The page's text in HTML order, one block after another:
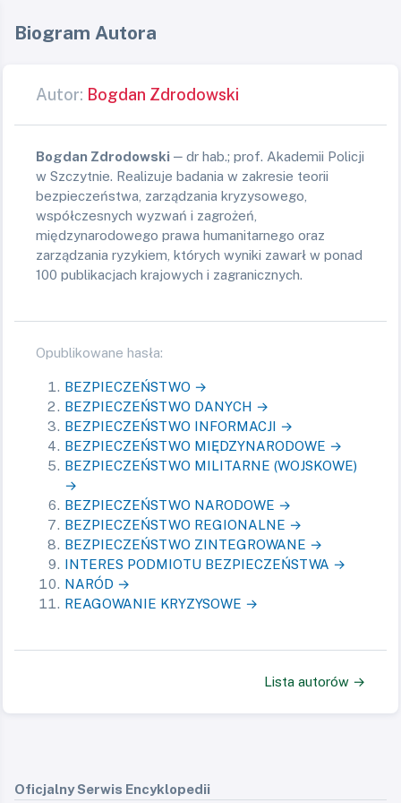
Biogram Autora
Autor: Bogdan Zdrodowski
Bogdan Zdrodowski ‒ dr hab.; prof. Akademii Policji
w Szczytnie. Realizuje badania w zakresie teorii
bezpieczeństwa, zarządzania kryzysowego,
współczesnych wyzwań i zagrożeń,
międzynarodowego prawa humanitarnego oraz
zarządzania ryzykiem, których wyniki zawarł w ponad
100 publikacjach krajowych i zagranicznych.
Opublikowane hasła:
BEZPIECZEŃSTWO →
BEZPIECZEŃSTWO DANYCH →
BEZPIECZEŃSTWO INFORMACJI →
BEZPIECZEŃSTWO MIĘDZYNARODOWE →
BEZPIECZEŃSTWO MILITARNE (WOJSKOWE)
→
BEZPIECZEŃSTWO NARODOWE →
BEZPIECZEŃSTWO REGIONALNE →
BEZPIECZEŃSTWO ZINTEGROWANE →
INTERES PODMIOTU BEZPIECZEŃSTWA →
NARÓD →
REAGOWANIE KRYZYSOWE →
Lista autorów →
Oficjalny Serwis Encyklopedii